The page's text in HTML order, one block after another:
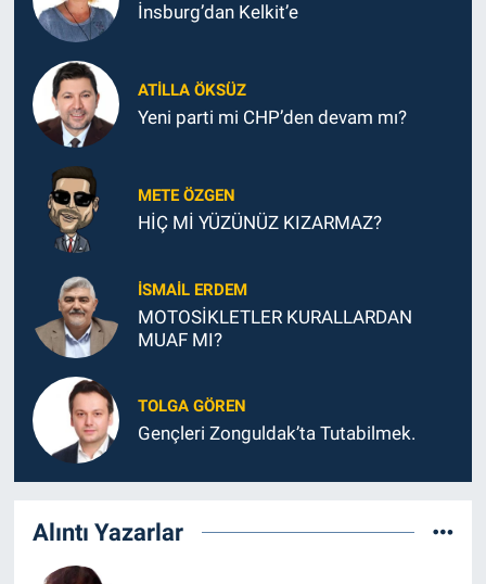
İnsburg’dan Kelkit’e
ATILLA ÖKSÜZ
Yeni parti mi CHP’den devam mı?
METE ÖZGEN
HİÇ Mİ YÜZÜNÜZ KIZARMAZ?
İSMAIL ERDEM
MOTOSİKLETLER KURALLARDAN
MUAF MI?
TOLGA GÖREN
Gençleri Zonguldak’ta Tutabilmek.
Alıntı Yazarlar